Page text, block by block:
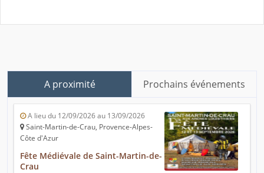
A proximité Prochains événements
A lieu du 12/09/2026 au 13/09/2026
Saint-Martin-de-Crau, Provence-Alpes-
Côte d'Azur
Fête Médiévale de Saint-Martin-de-
Crau